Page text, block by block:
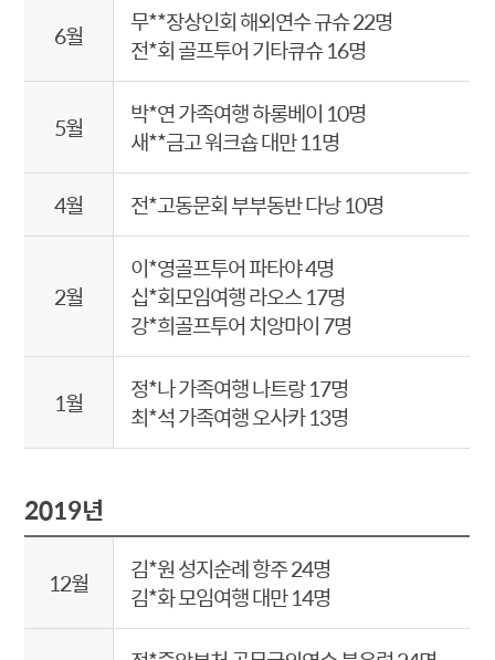
6월
무**장상인회 해외연수 규슈 22명
전*회 골프투어 기타큐슈 16명
5월
박*연 가족여행 하롱베이 10명
새**금고 워크숍 대만 11명
4월
전*고동문회 부부동반 다낭 10명
2월
이*영골프투어 파타야 4명
십*회모임여행 라오스 17명
강*희골프투어 치앙마이 7명
1월
정*나 가족여행 나트랑 17명
최*석 가족여행 오사카 13명
2019년
12월
김*원 성지순례 항주 24명
김*화 모임여행 대만 14명